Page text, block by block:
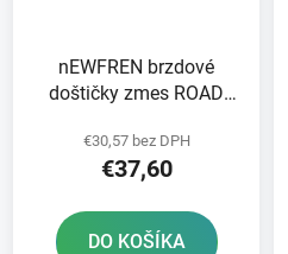
nEWFREN brzdové
doštičky zmes ROAD
ks v balení
€30,57 bez DPH
€37,60
DO KOŠÍKA